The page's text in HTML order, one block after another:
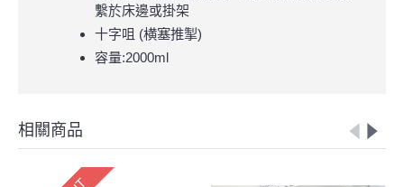
繫於床邊或掛架
十字咀 (横塞推掣)
容量:2000ml
相關商品